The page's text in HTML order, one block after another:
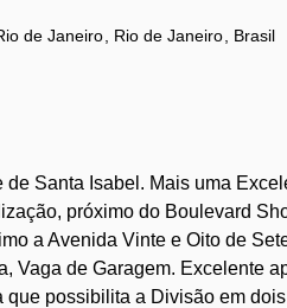
de Janeiro Rio de Janeiro Brasil
Santa Isabel. Mais uma
próximo do Boulevard
a Avenida Vinte e Oito de
Vaga de Garagem. Excelente
possibilita a Divisão em